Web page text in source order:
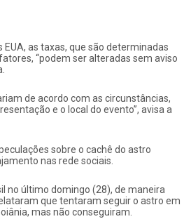
EUA, as taxas, que são determinadas
“podem ser alteradas sem aviso
de acordo com as circunstâncias,
e o local do evento”, avisa a
sobre o cachê do astro
nas rede sociais.
no último domingo (28), de maneira
que tentaram seguir o astro em
mas não conseguiram.